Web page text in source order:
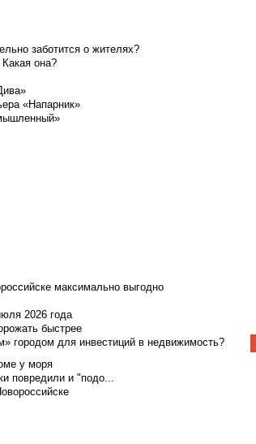
заботится о жителях?
она?
«Напарник»
максимально выгодно
2026 года
быстрее
городом для инвестиций в недвижимость?
у моря
повредили и "подо...